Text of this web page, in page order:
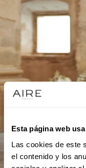
Esta página web
Las cookies de este
el contenido y los